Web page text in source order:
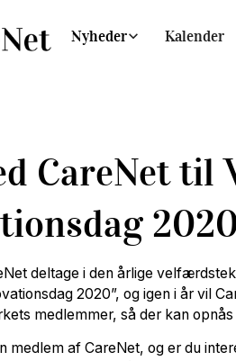
Nyheder Kalender
CareNet til
deltage i den årlige
2020”, og igen i år vil
medlemmer, så der kan
medlem af CareNet, og er du